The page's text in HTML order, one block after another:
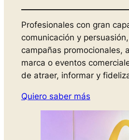
Profesionales con gran
comunicación y
campañas promocionales,
marca o eventos
de atraer, informar y
Quiero saber más